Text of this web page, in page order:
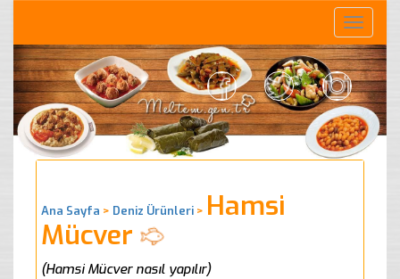
Toggle
Ana Sayfa > Deniz Ürünleri > Hamsi
Mücver
(Hamsi Mücver nasıl yapılır)